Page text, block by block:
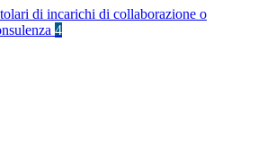
di incarichi di collaborazione o
4